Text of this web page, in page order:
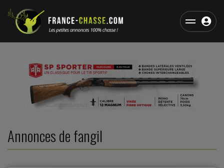
Annonces de fangil